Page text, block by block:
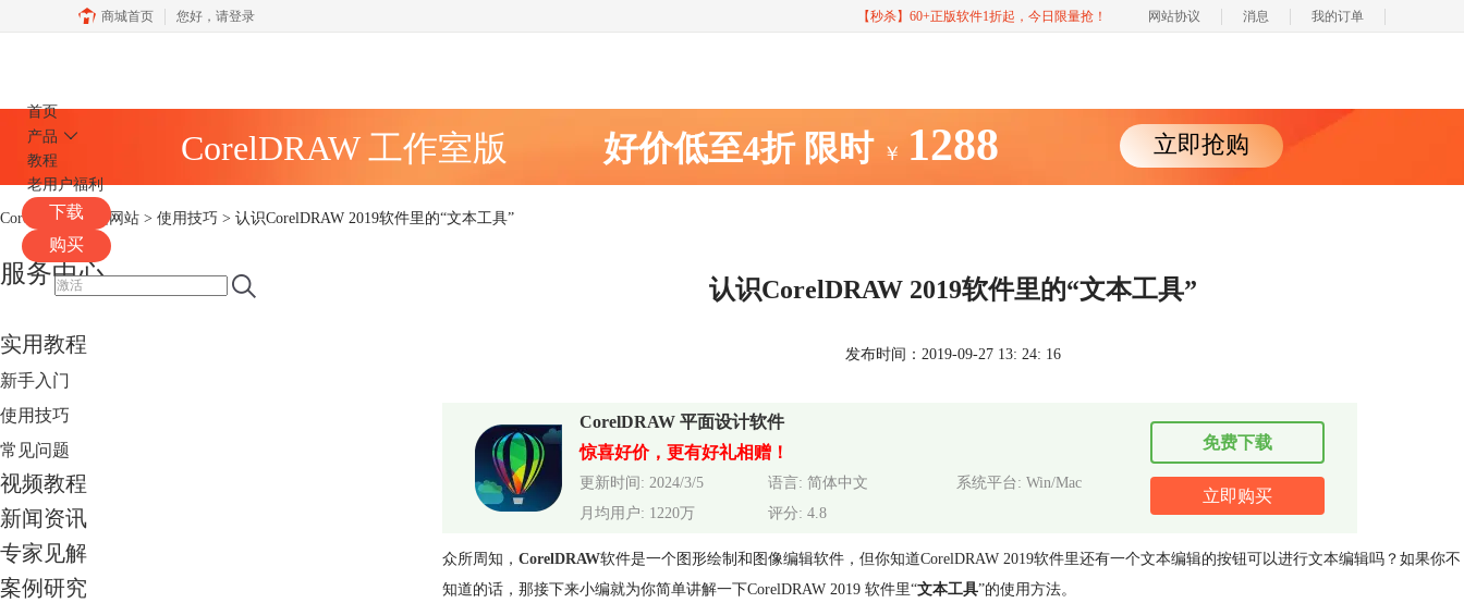
商城首页 您好， 请登录 【秒杀】60+正版软件1折起，今日限量抢！ 网站协议 消息 我的订单
首页
产品
教程
老用户福利
下载
购买
CorelDRAW 工作室版 好价低至4折 限时 ￥ 1288 立即抢购
CorelDRAW中文网站 > 使用技巧 > 认识CorelDRAW 2019软件里的“文本工具”
服务中心
实用教程
新手入门
使用技巧
常见问题
视频教程
新闻资讯
专家见解
案例研究
认识CorelDRAW 2019软件里的“文本工具”
发布时间：2019-09-27 13: 24: 16
CorelDRAW 平面设计软件
惊喜好价，更有好礼相赠！
更新时间: 2024/3/5 语言: 简体中文
系统平台: Win/Mac
月均用户: 1220万
评分: 4.8
免费下载
立即购买
众所周知， CorelDRAW软件是一个图形绘制和图像编辑软件，但你知道CorelDRAW 2019软件里还有一个文本编辑的按钮可以进行文本编辑吗？如果你不
知道的话，那接下来小编就为你简单讲解一下CorelDRAW 2019 软件里“文本工具”的使用方法。